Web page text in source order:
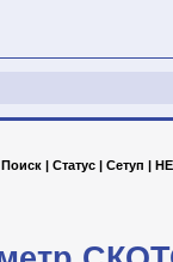
Поиск | Статус | Сетуп |